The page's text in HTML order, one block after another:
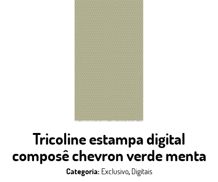
Tricoline estampa digital
composê chevron verde menta
Categoria: Exclusivo, Digitais